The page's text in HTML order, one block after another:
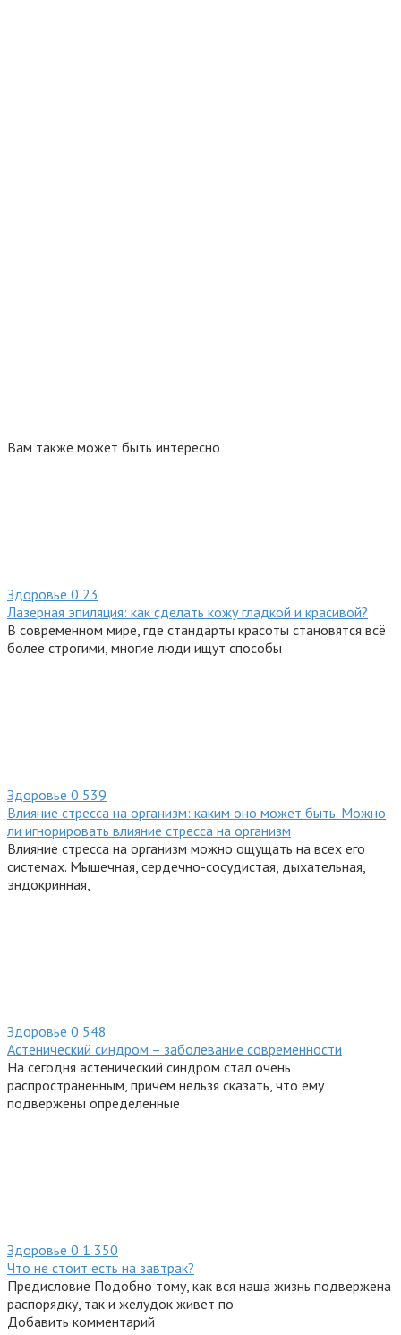
Вам также может быть интересно
Здоровье 0 23
Лазерная эпиляция: как сделать кожу гладкой и красивой?
В современном мире, где стандарты красоты становятся всё
более строгими, многие люди ищут способы
Здоровье 0 539
Влияние стресса на организм: каким оно может быть. Можно
ли игнорировать влияние стресса на организм
Влияние стресса на организм можно ощущать на всех его
системах. Мышечная, сердечно-сосудистая, дыхательная,
эндокринная,
Здоровье 0 548
Астенический синдром – заболевание современности
На сегодня астенический синдром стал очень
распространенным, причем нельзя сказать, что ему
подвержены определенные
Здоровье 0 1 350
Что не стоит есть на завтрак?
Предисловие Подобно тому, как вся наша жизнь подвержена
распорядку, так и желудок живет по
Добавить комментарий